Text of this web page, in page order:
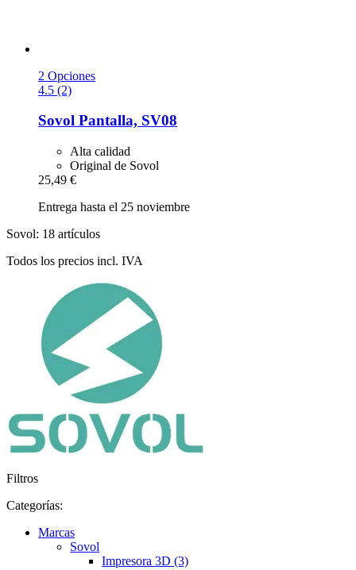
2 Opciones
4.5 (2)
Sovol Pantalla, SV08
Alta calidad
Original de Sovol
25,49 €
Entrega hasta el 25 noviembre
Sovol: 18 artículos
Todos los precios incl. IVA
Filtros
Categorías:
Marcas
Sovol
Impresora 3D (3)